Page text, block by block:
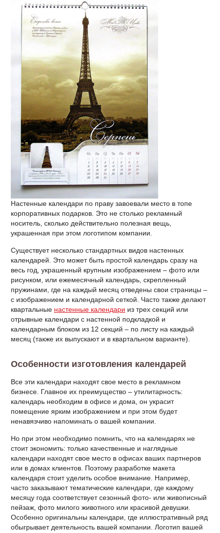
Настенные календари по праву завоевали место в топе
корпоративных подарков. Это не столько рекламный
носитель, сколько действительно полезная вещь,
украшенная при этом логотипом компании.
Существует несколько стандартных видов настенных
календарей. Это может быть простой календарь сразу на
весь год, украшенный крупным изображением – фото или
рисунком, или ежемесячный календарь, скрепленный
пружинами, где на каждый месяц отведены свои страницы –
с изображением и календарной сеткой. Часто также делают
квартальные настенные календари из трех секций или
отрывные календари с настенной подкладкой и
календарным блоком из 12 секций – по листу на каждый
месяц (также их выпускают и в квартальном варианте).
Особенности изготовления календарей
Все эти календари находят свое место в рекламном
бизнесе. Главное их преимущество – утилитарность:
календарь необходим в офисе и дома, он украсит
помещение ярким изображением и при этом будет
ненавязчиво напоминать о вашей компании.
Но при этом необходимо помнить, что на календарях не
стоит экономить: только качественные и наглядные
календари находят свое место в офисах ваших партнеров
или в домах клиентов. Поэтому разработке макета
календаря стоит уделить особое внимание. Например,
часто заказывают тематические календари, где каждому
месяцу года соответствует сезонный фото- или живописный
пейзаж, фото милого животного или красивой девушки.
Особенно оригинальны календари, где иллюстративный ряд
обыгрывает деятельность вашей компании. Логотип вашей